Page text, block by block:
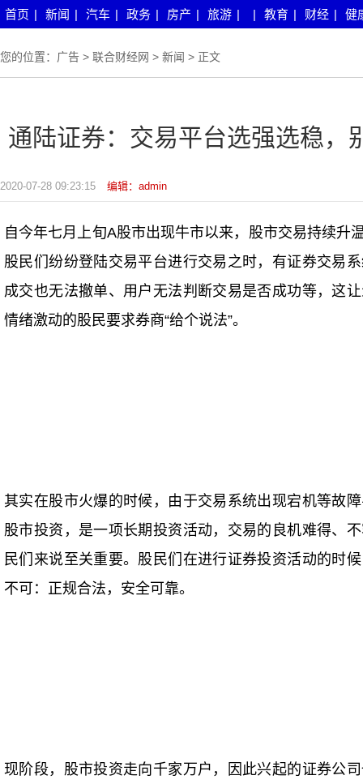
首页 | 新闻 | 汽车 | 政务 | 房产 | 旅游 | | 教育 | 财经 | 健
您的位置： 广告 > 联合财经网 > 新闻 > 正文
通陆证券：交易平台选强选稳，
2020-07-28 09:23:15 编辑：admin
自今年七月上旬A股市出现牛市以来，股市交易持续升
股民们纷纷登陆交易平台进行交易之时，有证券交易
成交也无法撤单、用户无法判断交易是否成功等，这
情绪激动的股民要求券商“给个说法”。
其实在股市火爆的时候，由于交易系统出现宕机等故
股市投资，是一项长期投资活动，交易的良机难得、
民们来说至关重要。股民们在进行证券投资活动的时
不可：正规合法，安全可靠。
现阶段，股市投资走向千家万户，因此兴起的证券公